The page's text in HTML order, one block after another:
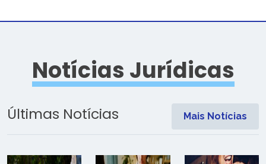
Notícias Jurídicas
Últimas Notícias Mais Notícias